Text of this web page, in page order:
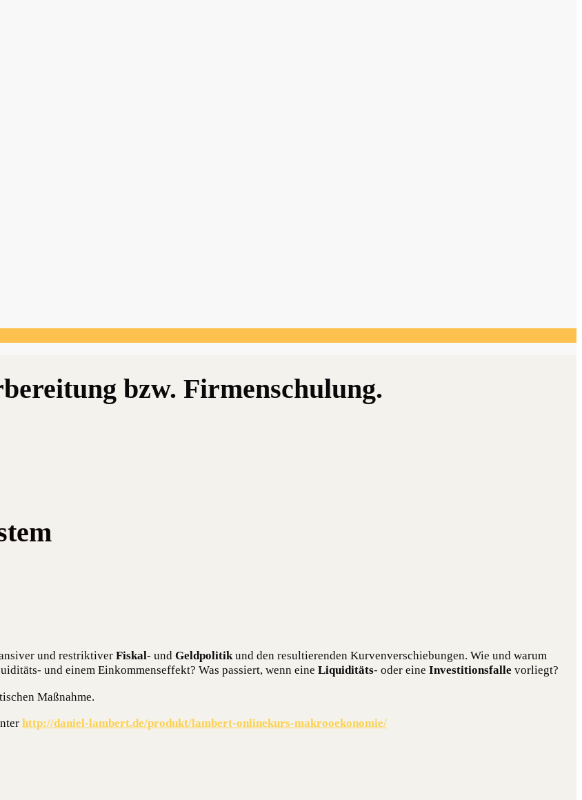
und restrik­ti­ver Fis­kal- und Geld­po­li­tikund den resul­tie­ren­den Kur­ven­ver­schie­bun­gen. Wie und war­um
und einem Ein­kom­mens­ef­fekt? Was pas­siert, wenn eine Liqui­di­täts- oder eine Inves­ti­ti­ons­fal­le vor­liegt?
Maßnahme.
http://daniel-lambert.de/produkt/lambert-onlinekurs-makrooekonomie/